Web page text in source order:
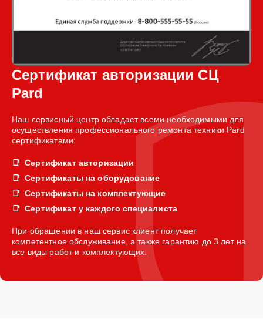
Сертификат авторизации СЦ
Pard
Наш сервисный центр обладает всеми необходимыми для
осуществления профессионального ремонта техники Pard
сертификатами:
Сертификат авторизации
Сертификаты на оборудование
Сертификаты на комплектующие
Сертификат у каждого специалиста
При обращении в наш сервис клиент получает
компетентное обслуживание, а также гарантию до 3 лет на
все виды работ и комплектующих.